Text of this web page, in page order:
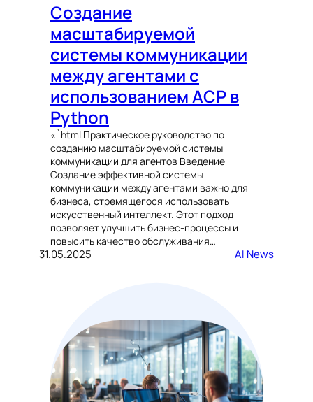
Создание
масштабируемой
системы коммуникации
между агентами с
использованием ACP в
Python
«`html Практическое руководство по
созданию масштабируемой системы
коммуникации для агентов Введение
Создание эффективной системы
коммуникации между агентами важно для
бизнеса, стремящегося использовать
искусственный интеллект. Этот подход
позволяет улучшить бизнес-процессы и
повысить качество обслуживания…
31.05.2025 AI News